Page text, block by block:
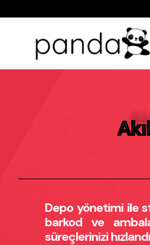
Depo yönetimi ile
barkod ve
süreçlerinizi